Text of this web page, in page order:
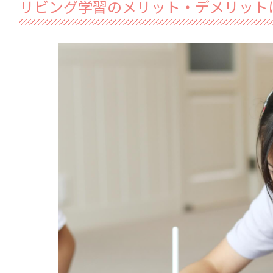
リビング学習のメリット・デメリット